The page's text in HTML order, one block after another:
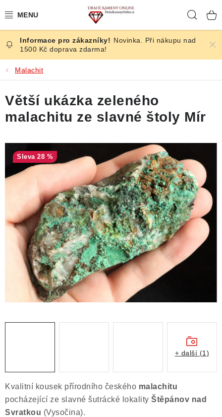
na
ČESKÉ KAMENY
ŠPERKY
KAMENY ZE SVĚTA
BROUŠENÉ
SLEVY
ÚČINKY
KRYSTALY
ČLÁNKY
NALEZIŠTĚ
NÁŠ PŘÍBĚH
VIDEOGALERIE
Ochrana osobních údajů
Výkup minerálů a drahých kamenů
Novinka. Při nákupu nad
1500 Kč doprava zdarma!
Malachit
Kvalitní kousek přírodního českého malachitu
pocházející ze slavné šutrácké lokality Štěpánov nad
Svratkou (Vysočina).
Větší ukázka zeleného
malachitu ze slavné štoly Mír
28 %
+ další (1)